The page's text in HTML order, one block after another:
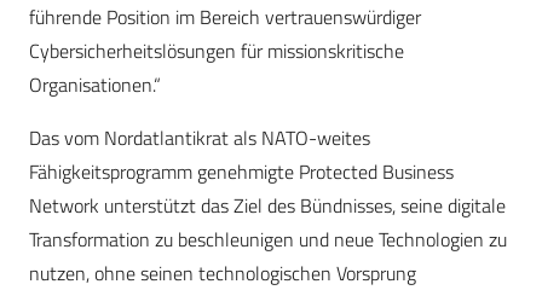
führende Position im Bereich vertrauenswürdiger
Cybersicherheitslösungen für missionskritische
Organisationen.“
Das vom Nordatlantikrat als NATO-weites
Fähigkeitsprogramm genehmigte Protected Business
Network unterstützt das Ziel des Bündnisses, seine digitale
Transformation zu beschleunigen und neue Technologien zu
nutzen, ohne seinen technologischen Vorsprung